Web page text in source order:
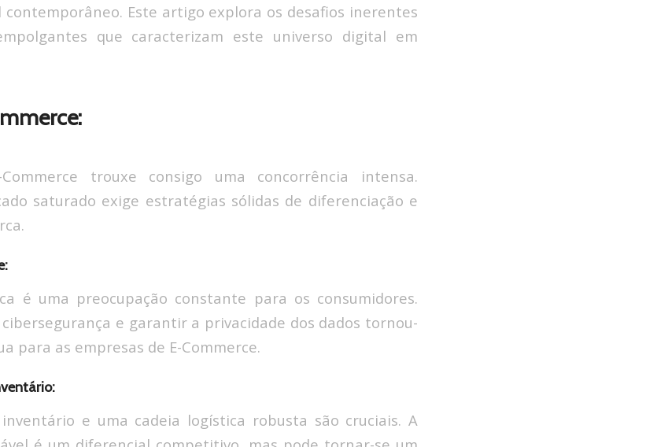
Este artigo explora os desafios inerentes
que caracterizam este universo digital em
trouxe consigo uma concorrência intensa.
saturado exige estratégias sólidas de diferenciação e
é uma preocupação constante para os consumidores.
e garantir a privacidade dos dados tornou-
para as empresas de E-Commerce.
e uma cadeia logística robusta são cruciais. A